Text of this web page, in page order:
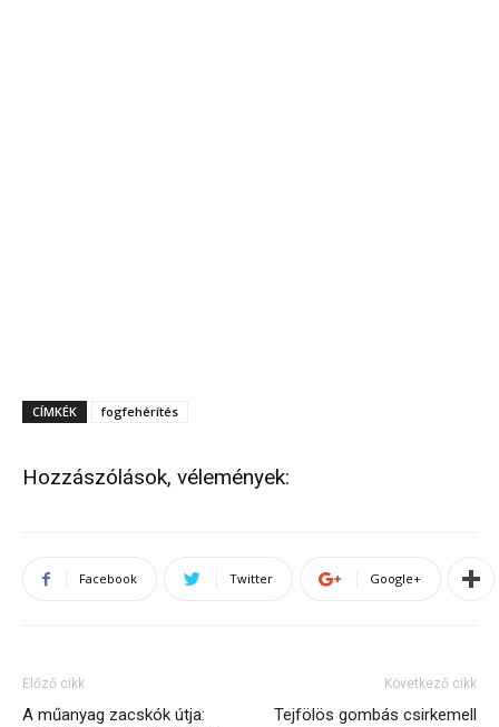
CÍMKÉK fogfehérítés
Hozzászólások, vélemények:
Facebook Twitter Google+
Előző cikk
A műanyag zacskók útja:
Következő cikk
Tejfölös gombás csirkemell